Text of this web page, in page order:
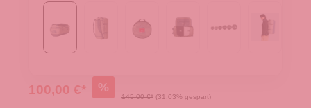
100,00 €* %
145,00 €* (31.03% gespart)